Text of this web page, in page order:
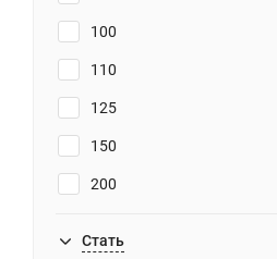
Підвищує міцність волосся
Камуфляж
100
110
125
150
200
Стать